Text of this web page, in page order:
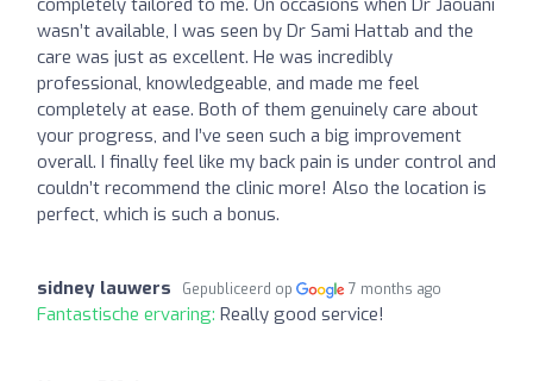
completely tailored to me. On occasions when Dr Jaouani
wasn’t available, I was seen by Dr Sami Hattab and the
care was just as excellent. He was incredibly
professional, knowledgeable, and made me feel
completely at ease. Both of them genuinely care about
your progress, and I’ve seen such a big improvement
overall. I finally feel like my back pain is under control and
couldn’t recommend the clinic more! Also the location is
perfect, which is such a bonus.
sidney lauwers Gepubliceerd op 7 months ago
Fantastische ervaring: Really good service!